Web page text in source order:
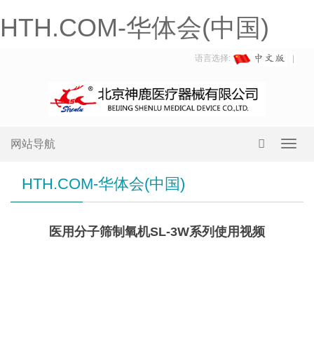
HTH.COM-华体会(中国)
语言选择:
网站导航
HTH.COM-华体会(中国)
医用分子筛制氧机SL-3W系列使用视频